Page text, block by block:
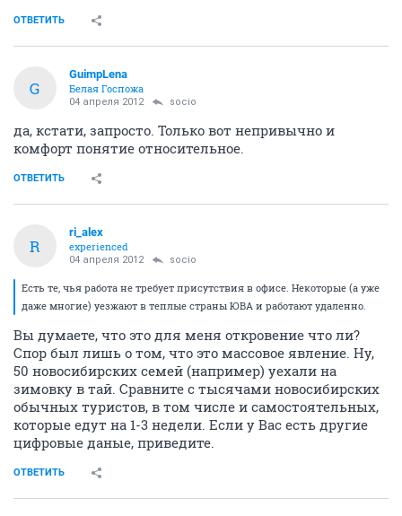
ОТВЕТИТЬ
G
GuimpLena
Белая Госпожа
04 апреля 2012 socio
да, кстати, запросто. Только вот непривычно и
комфорт понятие относительное.
ОТВЕТИТЬ
R
ri_alex
experienced
04 апреля 2012 socio
Есть те, чья работа не требует присутствия в офисе. Некоторые (а уже
даже многие) уезжают в теплые страны ЮВА и работают удаленно.
Вы думаете, что это для меня откровение что ли?
Спор был лишь о том, что это массовое явление. Ну,
50 новосибирских семей (например) уехали на
зимовку в тай. Сравните с тысячами новосибирских
обычных туристов, в том числе и самостоятельных,
которые едут на 1-3 недели. Если у Вас есть другие
цифровые даные, приведите.
ОТВЕТИТЬ